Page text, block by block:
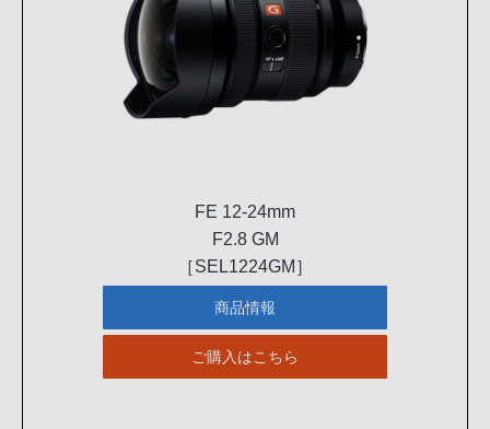
FE 12-24mm
F2.8 GM
［SEL1224GM］
商品情報
ご購入はこちら